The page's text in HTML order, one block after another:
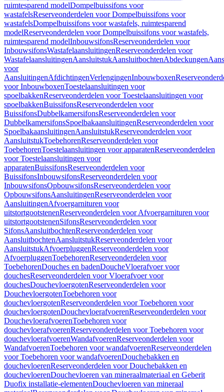
ruimtesparend modelDompelbuissifons voor
wastafelsReserveonderdelen voor Dompelbuissifons voor
wastafelsDompelbuissifons voor wastafels, ruimtesparend
modelReserveonderdelen voor Dompelbuissifons voor wastafels,
ruimtesparend modelInbouwsifonsReserveonderdelen voor
InbouwsifonsWastafelaansluitingenReserveonderdelen voor
WastafelaansluitingenAansluitstukAansluitbochtenAbdeckungen
voor
AansluitingenAfdichtingenVerlengingenInbouwboxen
voor InbouwboxenToestelaansluitingen voor
spoelbakkenReserveonderdelen voor Toestelaansluitingen voor
spoelbakkenBuissifonsReserveonderdelen voor
BuissifonsDubbelkamersifonsReserveonderdelen voor
DubbelkamersifonsSpoelbakaansluitingenReserveonderdelen voor
SpoelbakaansluitingenAansluitstukReserveonderdelen voor
AansluitstukToebehorenReserveonderdelen voor
ToebehorenToestelaansluitingen voor apparatenReserveonderdelen
voor Toestelaansluitingen voor
apparatenBuissifonsReserveonderdelen voor
BuissifonsInbouwsifonsReserveonderdelen voor
InbouwsifonsOpbouwsifonsReserveonderdelen voor
OpbouwsifonsAansluitingenReserveonderdelen voor
AansluitingenAfvoergarnituren voor
uitstortgootstenenReserveonderdelen voor Afvoergarnituren voor
uitstortgootstenenSifonsReserveonderdelen voor
SifonsAansluitbochtenReserveonderdelen voor
AansluitbochtenAansluitstukReserveonderdelen voor
AansluitstukAfvoerpluggenReserveonderdelen voor
AfvoerpluggenToebehorenReserveonderdelen voor
ToebehorenDouches en badenDoucheVloerafvoer voor
douchesReserveonderdelen voor Vloerafvoer voor
douchesDouchevloergotenReserveonderdelen voor
DouchevloergotenToebehoren voor
douchevloergotenReserveonderdelen voor Toebehoren voor
douchevloergotenDouchevloerafvoerenReserveonderdelen voor
DouchevloerafvoerenToebehoren voor
douchevloerafvoerenReserveonderdelen voor Toebehoren voor
douchevloerafvoerenWandafvoerenReserveonderdelen voor
WandafvoerenToebehoren voor wandafvoerenReserveonderdelen
voor Toebehoren voor wandafvoerenDouchebakken en
douchevloerenReserveonderdelen voor Douchebakken en
douchevloerenDouchevloeren van mineraalmateriaal en Geberit
Duofix installatie-elementenDouchevloeren van mineraal